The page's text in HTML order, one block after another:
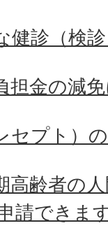
健診（検
担金の減
セプト）
高齢者の
請できま